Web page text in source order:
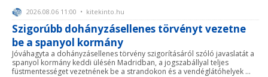
2026.08.06 11:00 • kitekinto.hu
Szigorúbb dohányzásellenes törvényt vezetne
be a spanyol kormány
Jóváhagyta a dohányzásellenes törvény szigorításáról szóló javaslatát a
spanyol kormány keddi ülésén Madridban, a jogszabállyal teljes
füstmentességet vezetnének be a strandokon és a vendéglátóhelyek ...